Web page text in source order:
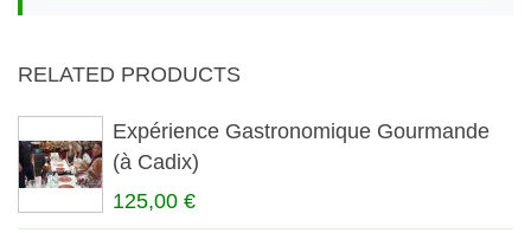
RELATED PRODUCTS
Expérience Gastronomique Gourmande
(à Cadix)
125,00 €